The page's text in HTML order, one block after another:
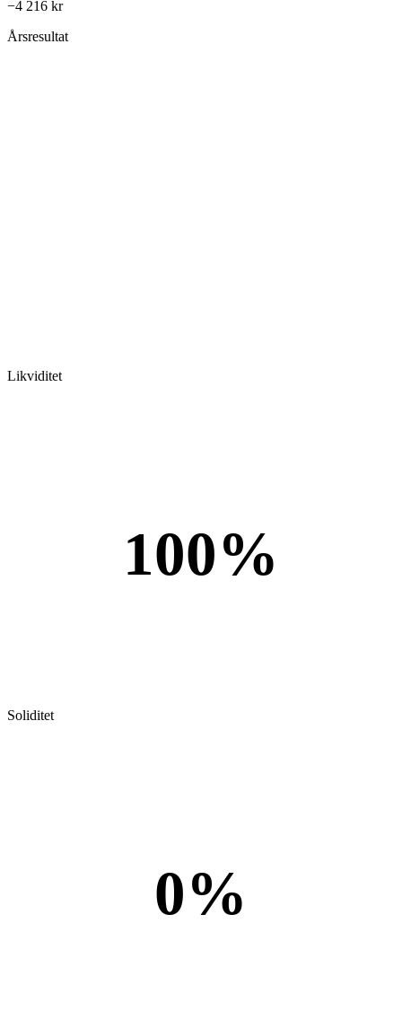
−4 216 kr
Årsresultat
Likviditet
100%
Soliditet
0%